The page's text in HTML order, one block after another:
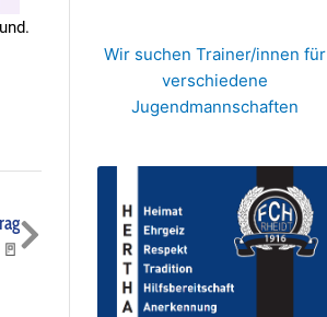
Nächster
Wir suchen Trainer/innen für
verschiedene
Jugendmannschaften